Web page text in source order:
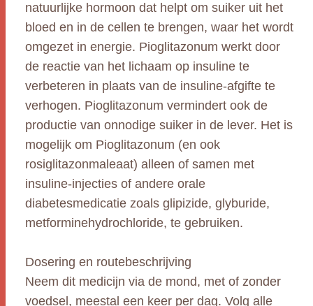
natuurlijke hormoon dat helpt om suiker uit het
bloed en in de cellen te brengen, waar het wordt
omgezet in energie. Pioglitazonum werkt door
de reactie van het lichaam op insuline te
verbeteren in plaats van de insuline-afgifte te
verhogen. Pioglitazonum vermindert ook de
productie van onnodige suiker in de lever. Het is
mogelijk om Pioglitazonum (en ook
rosiglitazonmaleaat) alleen of samen met
insuline-injecties of andere orale
diabetesmedicatie zoals glipizide, glyburide,
metforminehydrochloride, te gebruiken.
Dosering en routebeschrijving
Neem dit medicijn via de mond, met of zonder
voedsel, meestal een keer per dag. Volg alle